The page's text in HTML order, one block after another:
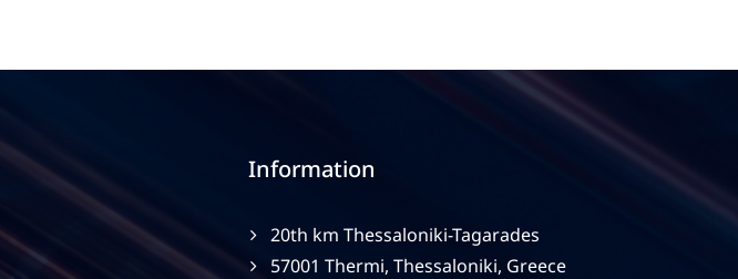
Information
20th km Thessaloniki-Tagarades
57001 Thermi, Thessaloniki, Greece